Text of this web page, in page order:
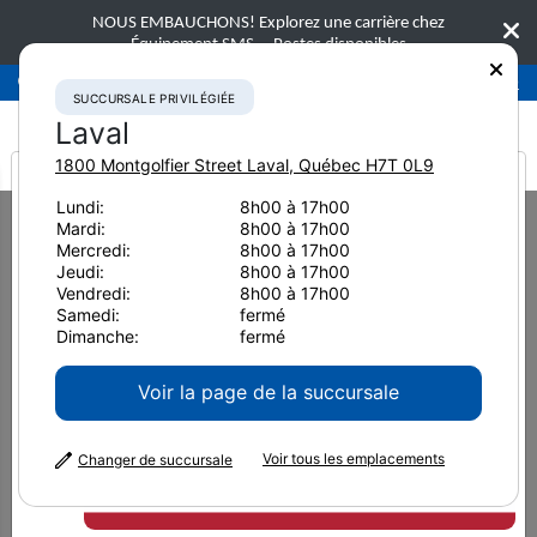
NOUS EMBAUCHONS! Explorez une carrière chez
Équipement SMS. Postes disponibles
Succursale privilégiéeLaval 450-781-9600
Home Nouvelles et ressources Communiqué de presse
Komatsu America Corp. présente le nouveau chargeur sur roues
WA900-8
Komatsu America Corp.
présente le nouveau
chargeur sur roues WA900-8
8 août 2019 Imprimer la page
It looks like you are
from America
SUCCURSALE PRIVILÉGIÉE
Laval
1800 Montgolfier Street Laval, Québec H7T 0L9
Lundi:
8h00 à 17h00
Mardi:
8h00 à 17h00
Mercredi:
8h00 à 17h00
Jeudi:
8h00 à 17h00
Vendredi:
8h00 à 17h00
Samedi:
fermé
Dimanche:
fermé
Voir la page de la succursale
Changer de succursale Voir tous les emplacements